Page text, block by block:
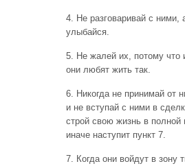
4. Не разговаривай с ними,
улыбайся.
5. Не жалей их, потому что
они любят жить так.
6. Никогда не принимай от
и не вступай с ними в
строй свою жизнь в полной
иначе наступит пункт 7.
7. Когда они войдут в зону